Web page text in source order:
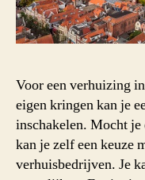
Voor een verhuizing
eigen kringen kan je
inschakelen. Mocht je
kan je zelf een keuze
verhuisbedrijven. Je